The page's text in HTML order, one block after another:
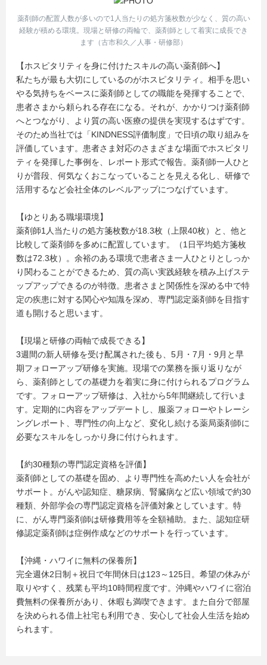
薬剤師の配置人数が多いので1人当たりの処方箋枚数が少なく、質の高い
経験が積める環境。現場と研修の両輪で、薬剤師として着実に成長でき
ます（古市和久／人事・研修部）
【ホスピタリティを身に付けたスキルの高い薬剤師へ】
私たちが最も大切にしているのがホスピタリティ。相手を思い
やる気持ちをベースに薬剤師としての職能を発揮することで、
患者さまから頼られる存在になる。それが、かかりつけ薬剤師
へとつながり、より質の高い医療の提供を実現するはずです。
そのため当社では「KINDNESS評価制度」で日頃の取り組みを
評価しています。患者さま対応のさまざまな場面でホスピタリ
ティを発揮した事例を、レポート形式で報告。薬剤師一人ひと
りが普段、何気なくおこなっていることを見える化し、研修で
活用するなど会社全体のレベルアップにつなげています。
【ゆとりある職場環境】
薬剤師1人当たりの処方箋枚数が18.3枚（上限40枚）と、他と
比較して薬剤師を多めに配置しています。（1日平均処方箋枚
数は72.3枚）。余裕のある環境で患者さま一人ひとりとしっか
り関わることができるため、質の高い実践経験を積み上げステ
ップアップできるのが特徴。患者さまと関係性を深める中で特
定の疾患に対する関心や知識を深め、専門認定薬剤師を目指す
道も開けると思います。
【現場と研修の両軸で成長できる】
3週間の新人研修を受け配属された後も、5月・7月・9月と早
期フォローアップ研修を実施。現場での業務を振り返りなが
ら、薬剤師としての基礎力を着実に身に付けられるプログラム
です。フォローアップ研修は、入社から5年間継続して行いま
す。定期的に内容をアップデートし、服薬フォローやトレーシ
ングレポート、専門性の向上など、変化し続ける薬局薬剤師に
必要なスキルをしっかり身に付けられます。
【約30種類の専門認定資格を評価】
薬剤師としての基礎を固め、より専門性を高めたい人を会社が
サポート。がんや認知症、糖尿病、腎臓病など広い領域で約30
種類、外部学会の専門認定資格を評価対象としています。特
に、がん専門薬剤師は研修費用等を全額補助。また、認知症研
修認定薬剤師は症例作成などのサポートを行っています。
【沖縄・ハワイに無料の保養所】
完全週休2日制＋祝日で年間休日は123～125日。希望の休みが
取りやすく、残業も平均10時間程度です。沖縄やハワイに宿泊
費無料の保養所があり、休暇も満喫できます。また自分で部屋
を決められる借上社宅も利用でき、安心して社会人生活を始め
られます。